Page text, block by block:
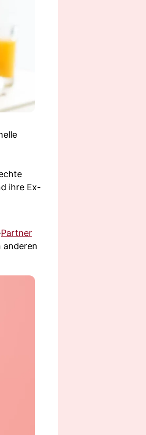
ihre Ex-
Partner
anderen